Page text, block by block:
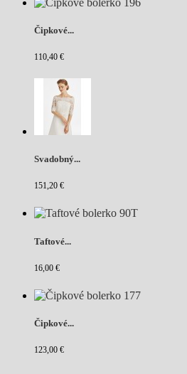
Čipkové...
110,40 €
Svadobný...
151,20 €
Taftové...
16,00 €
Čipkové...
123,00 €